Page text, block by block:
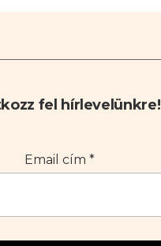
fel hírlevelünkre!
Email cím *